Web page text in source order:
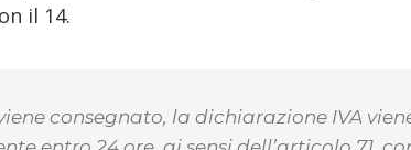
il 14.
consegnato, la dichiarazione IVA